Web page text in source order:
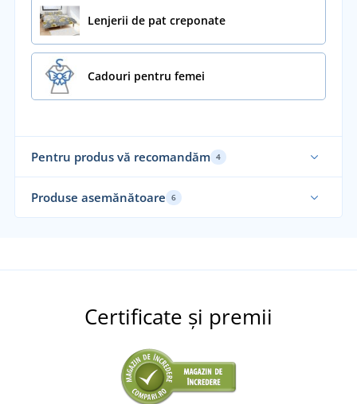
Lenjerii de pat creponate
Cadouri pentru femei
Pentru produs vă recomandăm 4
Alegerea noastră
Produse asemănătoare 6
Certificate și premii